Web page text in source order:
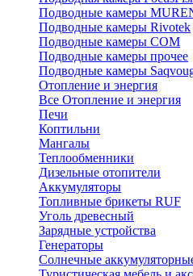
Подводные камеры
Подводные камеры Rivotek
Подводные камеры СОМ
Подводные камеры прочее
Подводные камеры
Отопление и энергия
Все Отопление и энергия
Печи
Коптильни
Мангалы
Теплообменники
Дизельные отопители
Аккумуляторы
Топливные брикеты RUF
Уголь древесный
Зарядные устройства
Генераторы
Солнечные